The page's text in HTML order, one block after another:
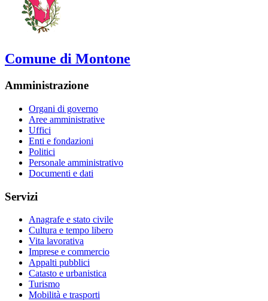
Comune di Montone
Amministrazione
Organi di governo
Aree amministrative
Uffici
Enti e fondazioni
Politici
Personale amministrativo
Documenti e dati
Servizi
Anagrafe e stato civile
Cultura e tempo libero
Vita lavorativa
Imprese e commercio
Appalti pubblici
Catasto e urbanistica
Turismo
Mobilità e trasporti